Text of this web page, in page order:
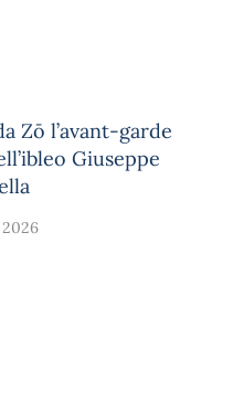
Zō l’avant-garde
Giuseppe